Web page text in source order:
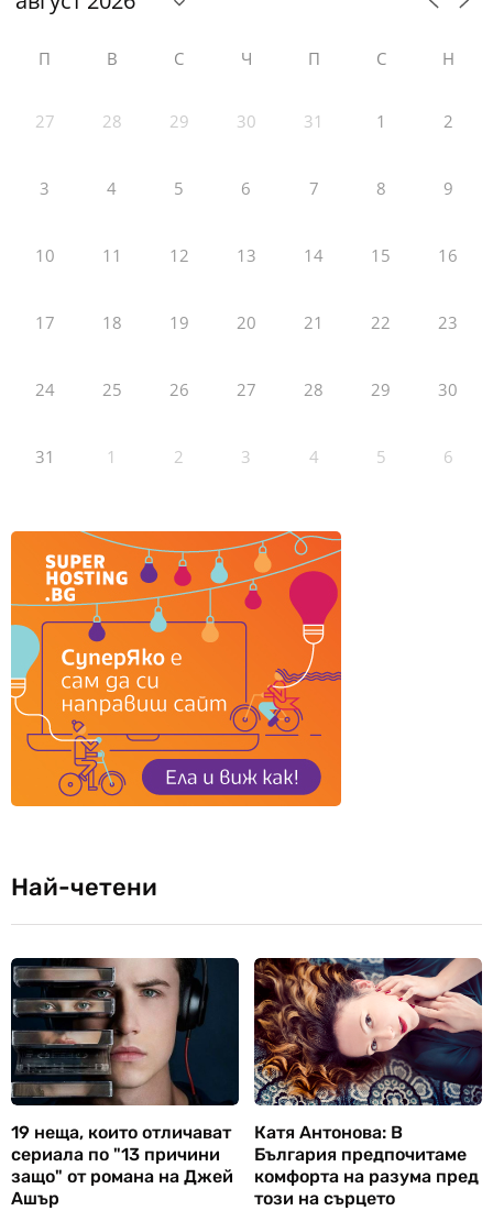
П В С Ч П С Н
27 28 29 30 31 1 2
3 4 5 6 7 8 9
10 11 12 13 14 15 16
17 18 19 20 21 22 23
24 25 26 27 28 29 30
31 1 2 3 4 5 6
Най-четени
19 неща, които отличават
сериала по "13 причини
защо" от романа на Джей
Ашър
Катя Антонова: В
България предпочитаме
комфорта на разума пред
този на сърцето